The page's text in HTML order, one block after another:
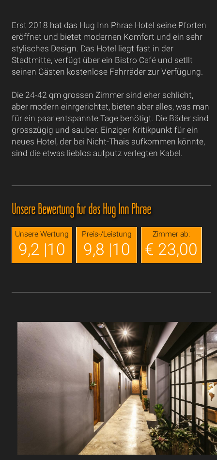
Erst 2018 hat das Hug Inn Phrae Hotel seine Pforten
eröffnet und bietet modernen Komfort und ein sehr
stylisches Design. Das Hotel liegt fast in der
Stadtmitte, verfügt über ein Bistro Café und setllt
seinen Gästen kostenlose Fahrräder zur Verfügung.
Die 24-42 qm grossen Zimmer sind eher schlicht,
aber modern einrgerichtet, bieten aber alles, was man
für ein paar entspannte Tage benötigt. Die Bäder sind
grosszügig und sauber. Einziger Kritikpunkt für ein
neues Hotel, der bei Nicht-Thais aufkommen könnte,
sind die etwas lieblos aufputz verlegten Kabel.
Unsere Bewertung für das Hug Inn Phrae
Unsere Wertung
9,2 |10
Preis-/Leistung
9,8 |10
Zimmer ab:
€ 23,00